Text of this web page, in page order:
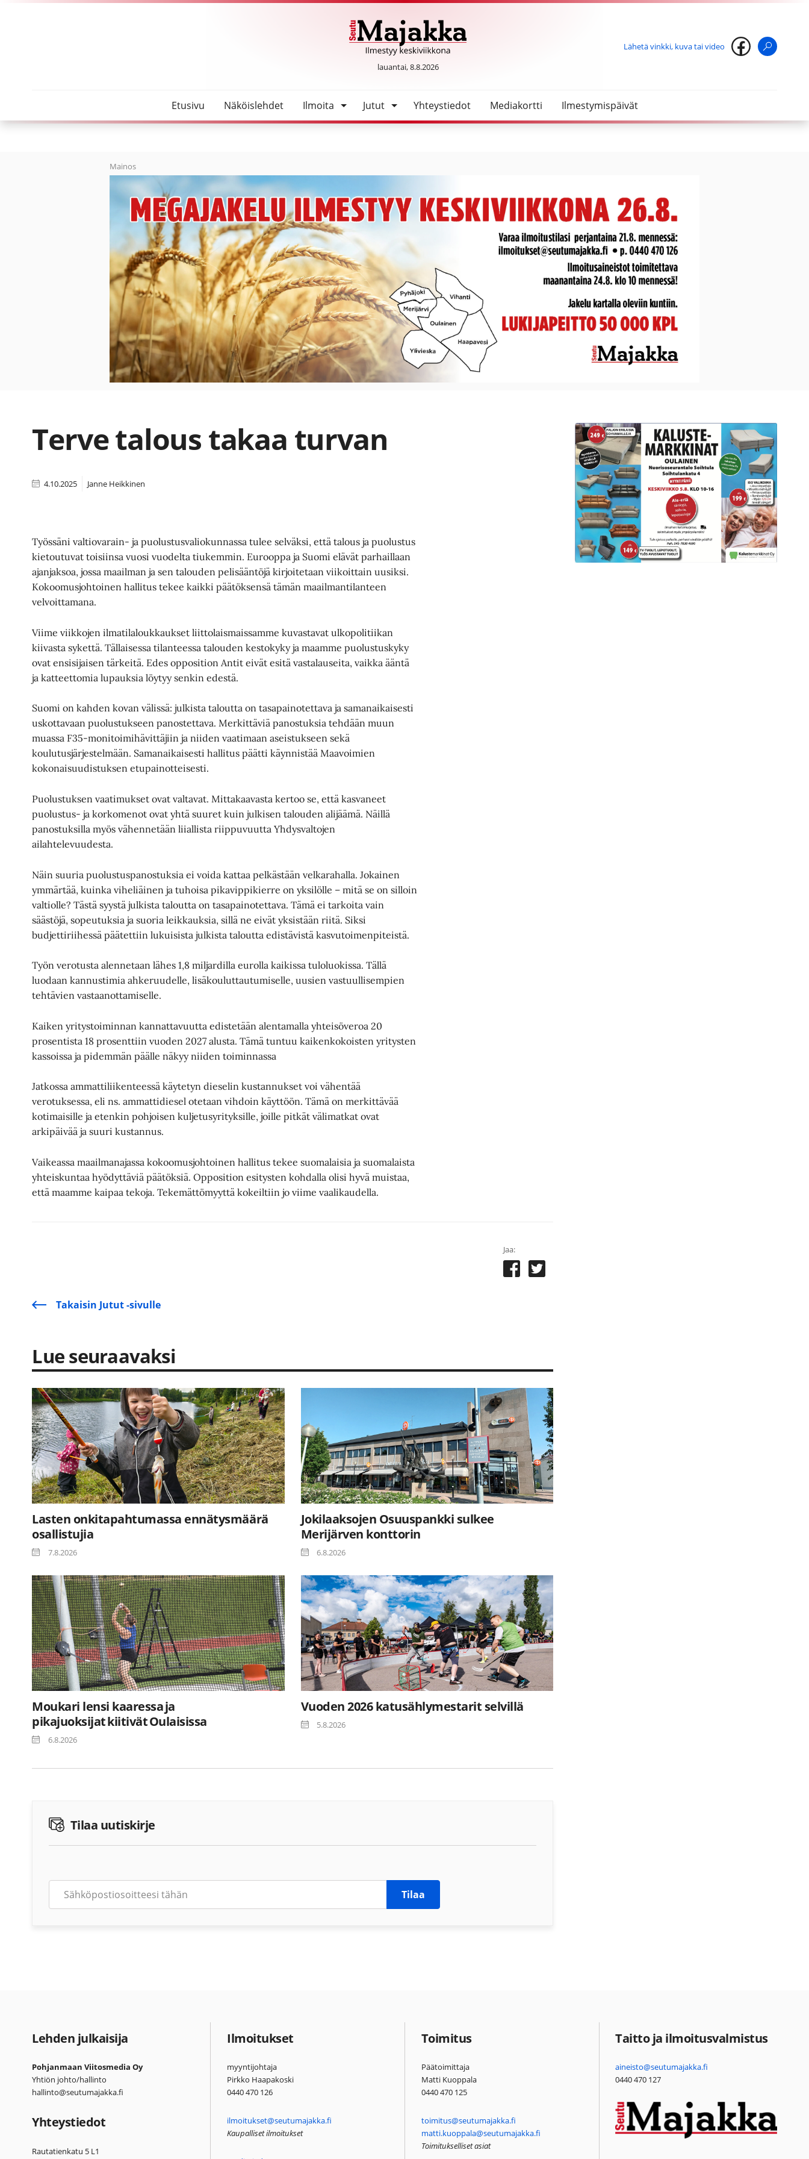
SeutuMajakka
lauantai, 8.8.2026
Lähetä vinkki, kuva tai video
Etusivu Näköislehdet Ilmoita Jutut Yhteystiedot Mediakortti Ilmestymispäivät
Mainos
Terve talous takaa turvan
4.10.2025 Janne Heikkinen
Työssäni valtiovarain- ja puolustusvaliokunnassa tulee selväksi, että talous ja puolustus
kietoutuvat toisiinsa vuosi vuodelta tiukemmin. Eurooppa ja Suomi elävät parhaillaan
ajanjaksoa, jossa maailman ja sen talouden pelisääntöjä kirjoitetaan viikoittain uusiksi.
Kokoomusjohtoinen hallitus tekee kaikki päätöksensä tämän maailmantilanteen
velvoittamana.
Viime viikkojen ilmatilaloukkaukset liittolaismaissamme kuvastavat ulkopolitiikan
kiivasta sykettä. Tällaisessa tilanteessa talouden kestokyky ja maamme puolustuskyky
ovat ensisijaisen tärkeitä. Edes opposition Antit eivät esitä vastalauseita, vaikka ääntä
ja katteettomia lupauksia löytyy senkin edestä.
Suomi on kahden kovan välissä: julkista taloutta on tasapainotettava ja samanaikaisesti
uskottavaan puolustukseen panostettava. Merkittäviä panostuksia tehdään muun
muassa F35-monitoimihävittäjiin ja niiden vaatimaan aseistukseen sekä
koulutusjärjestelmään. Samanaikaisesti hallitus päätti käynnistää Maavoimien
kokonaisuudistuksen etupainotteisesti.
Puolustuksen vaatimukset ovat valtavat. Mittakaavasta kertoo se, että kasvaneet
puolustus- ja korkomenot ovat yhtä suuret kuin julkisen talouden alijäämä. Näillä
panostuksilla myös vähennetään liiallista riippuvuutta Yhdysvaltojen
ailahtelevuudesta.
Näin suuria puolustuspanostuksia ei voida kattaa pelkästään velkarahalla. Jokainen
ymmärtää, kuinka viheliäinen ja tuhoisa pikavippikierre on yksilölle – mitä se on silloin
valtiolle? Tästä syystä julkista taloutta on tasapainotettava. Tämä ei tarkoita vain
säästöjä, sopeutuksia ja suoria leikkauksia, sillä ne eivät yksistään riitä. Siksi
budjettiriihessä päätettiin lukuisista julkista taloutta edistävistä kasvutoimenpiteistä.
Työn verotusta alennetaan lähes 1,8 miljardilla eurolla kaikissa tuloluokissa. Tällä
luodaan kannustimia ahkeruudelle, lisäkouluttautumiselle, uusien vastuullisempien
tehtävien vastaanottamiselle.
Kaiken yritystoiminnan kannattavuutta edistetään alentamalla yhteisöveroa 20
prosentista 18 prosenttiin vuoden 2027 alusta. Tämä tuntuu kaikenkokoisten yritysten
kassoissa ja pidemmän päälle näkyy niiden toiminnassa
Jatkossa ammattiliikenteessä käytetyn dieselin kustannukset voi vähentää
verotuksessa, eli ns. ammattidiesel otetaan vihdoin käyttöön. Tämä on merkittävää
kotimaisille ja etenkin pohjoisen kuljetusyrityksille, joille pitkät välimatkat ovat
arkipäivää ja suuri kustannus.
Vaikeassa maailmanajassa kokoomusjohtoinen hallitus tekee suomalaisia ja suomalaista
yhteiskuntaa hyödyttäviä päätöksiä. Opposition esitysten kohdalla olisi hyvä muistaa,
että maamme kaipaa tekoja. Tekemättömyyttä kokeiltiin jo viime vaalikaudella.
Jaa:
Takaisin Jutut -sivulle
Lue seuraavaksi
Lasten onkitapahtumassa ennätysmäärä
osallistujia
7.8.2026
Jokilaaksojen Osuuspankki sulkee
Merijärven konttorin
6.8.2026
Moukari lensi kaaressa ja
pikajuoksijat kiitivät Oulaisissa
6.8.2026
Vuoden 2026 katusählymestarit selvillä
5.8.2026
Tilaa uutiskirje
Tilaa
Lehden julkaisija
Pohjanmaan Viitosmedia Oy
Yhtiön johto/hallinto
hallinto@seutumajakka.fi
Yhteystiedot
Rautatienkatu 5 L1
Ilmoitukset
myyntijohtaja
Pirkko Haapakoski
0440 470 126
ilmoitukset@seutumajakka.fi
Kaupalliset ilmoitukset
Toimitus
Päätoimittaja
Matti Kuoppala
0440 470 125
toimitus@seutumajakka.fi
matti.kuoppala@seutumajakka.fi
Toimitukselliset asiat
Taitto ja ilmoitusvalmistus
aineisto@seutumajakka.fi
0440 470 127